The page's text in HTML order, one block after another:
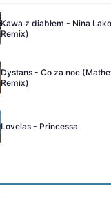
Kawa z diabłem - Nina
Remix)
Dystans - Co za noc
Remix)
Lovelas - Princessa